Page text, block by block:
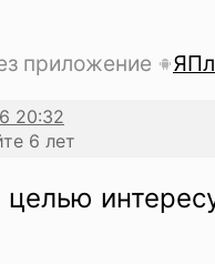
приложение
6 лет